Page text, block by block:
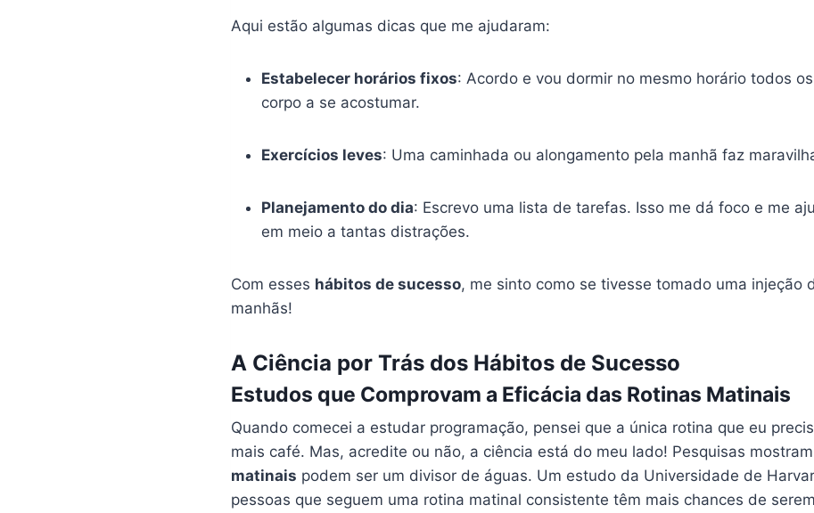
Aqui estão algumas dicas que me ajudaram:
Estabelecer horários fixos: Acordo e vou dormir no mesmo horário todos
corpo a se acostumar.
Exercícios leves: Uma caminhada ou alongamento pela manhã faz
Planejamento do dia: Escrevo uma lista de tarefas. Isso me dá foco e me
em meio a tantas distrações.
Com esses hábitos de sucesso, me sinto como se tivesse tomado uma injeção
manhãs!
A Ciência por Trás dos Hábitos de Sucesso
Estudos que Comprovam a Eficácia das Rotinas Matinais
Quando comecei a estudar programação, pensei que a única rotina que eu
mais café. Mas, acredite ou não, a ciência está do meu lado! Pesquisas
matinais podem ser um divisor de águas. Um estudo da Universidade de
pessoas que seguem uma rotina matinal consistente têm mais chances de